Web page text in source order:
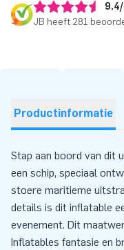
JB heeft 281
Productinformatie
Stap aan boord van dit
een schip, speciaal
stoere maritieme
details is dit inflatable
evenement. Dit
Inflatables fantasie en